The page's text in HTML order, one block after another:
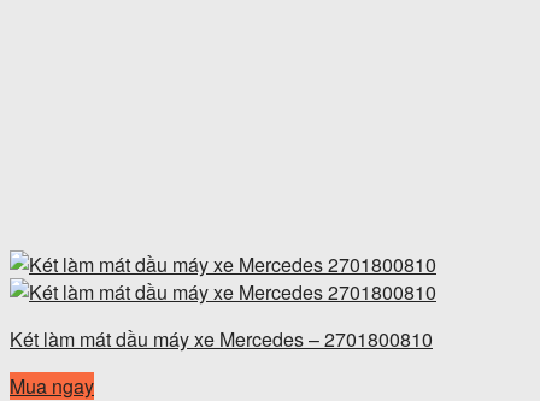
Két làm mát dầu máy xe Mercedes – 2701800810
Mua ngay